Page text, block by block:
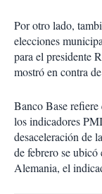
Por otro lado,
elecciones
para el presidente
mostró en contra
Banco Base
los indicadores
desaceleración de
de febrero se
Alemania, el